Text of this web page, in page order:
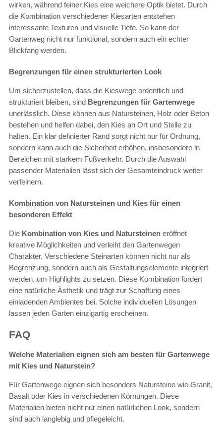
wirken, während feiner Kies eine weichere Optik bietet. Durch
die Kombination verschiedener Kiesarten entstehen
interessante Texturen und visuelle Tiefe. So kann der
Gartenweg nicht nur funktional, sondern auch ein echter
Blickfang werden.
Begrenzungen für einen strukturierten Look
Um sicherzustellen, dass die Kieswege ordentlich und
strukturiert bleiben, sind Begrenzungen für Gartenwege
unerlässlich. Diese können aus Natursteinen, Holz oder Beton
bestehen und helfen dabei, den Kies an Ort und Stelle zu
halten. Ein klar definierter Rand sorgt nicht nur für Ordnung,
sondern kann auch die Sicherheit erhöhen, insbesondere in
Bereichen mit starkem Fußverkehr. Durch die Auswahl
passender Materialien lässt sich der Gesamteindruck weiter
verfeinern.
Kombination von Natursteinen und Kies für einen
besonderen Effekt
Die Kombination von Kies und Natursteinen eröffnet
kreative Möglichkeiten und verleiht den Gartenwegen
Charakter. Verschiedene Steinarten können nicht nur als
Begrenzung, sondern auch als Gestaltungselemente integriert
werden, um Highlights zu setzen. Diese Kombination fördert
eine natürliche Ästhetik und trägt zur Schaffung eines
einladenden Ambientes bei. Solche individuellen Lösungen
lassen jeden Garten einzigartig erscheinen.
FAQ
Welche Materialien eignen sich am besten für Gartenwege
mit Kies und Naturstein?
Für Gartenwege eignen sich besonders Natursteine wie Granit,
Basalt oder Kies in verschiedenen Körnungen. Diese
Materialien bieten nicht nur einen natürlichen Look, sondern
sind auch langlebig und pflegeleicht.